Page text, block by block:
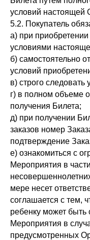
условий настоящей
5.2. Покупатель
а) при
условиями
б) самостоятельно
условий
в) строго
г) в полном объеме
получения Билета;
д) при получении
заказов номер
подтверждение
е) ознакомиться с
Мероприятия в
мере несет
соглашается с тем,
ребенку может быть
Мероприятия в
предусмотренных